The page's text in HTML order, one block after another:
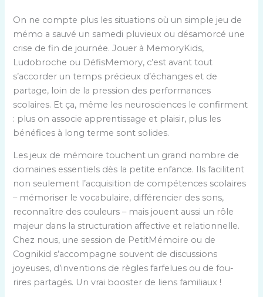
On ne compte plus les situations où un simple jeu de
mémo a sauvé un samedi pluvieux ou désamorcé une
crise de fin de journée. Jouer à MemoryKids,
Ludobroche ou DéfisMemory, c’est avant tout
s’accorder un temps précieux d’échanges et de
partage, loin de la pression des performances
scolaires. Et ça, même les neurosciences le confirment
: plus on associe apprentissage et plaisir, plus les
bénéfices à long terme sont solides.
Les jeux de mémoire touchent un grand nombre de
domaines essentiels dès la petite enfance. Ils facilitent
non seulement l’acquisition de compétences scolaires
– mémoriser le vocabulaire, différencier des sons,
reconnaître des couleurs – mais jouent aussi un rôle
majeur dans la structuration affective et relationnelle.
Chez nous, une session de PetitMémoire ou de
Cognikid s’accompagne souvent de discussions
joyeuses, d’inventions de règles farfelues ou de fou-
rires partagés. Un vrai booster de liens familiaux !